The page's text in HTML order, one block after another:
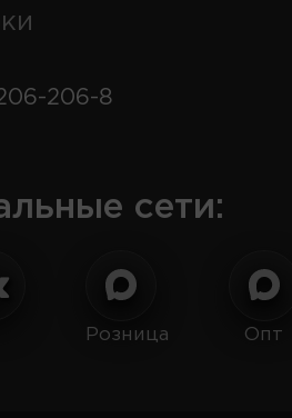
206-8
сети:
Розница Опт